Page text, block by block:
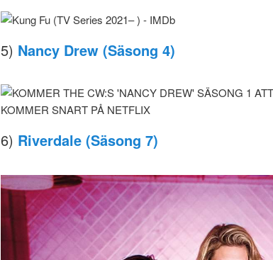
5) Nancy Drew (Säsong 4)
6) Riverdale (Säsong 7)